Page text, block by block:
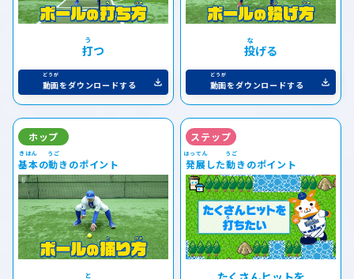
打つ
動画をダウンロードする
投げる
動画をダウンロードする
ホップ
基本の動きのポイント
ステップ
発展した動きのポイント